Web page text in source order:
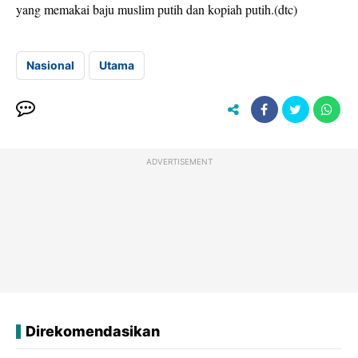
yang memakai baju muslim putih dan kopiah putih.(dtc)
Nasional Utama
ADVERTISEMENT
Direkomendasikan